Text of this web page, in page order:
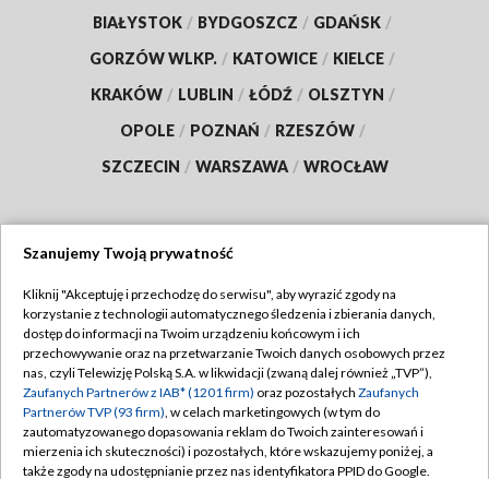
BIAŁYSTOK / BYDGOSZCZ / GDAŃSK /
GORZÓW WLKP. / KATOWICE / KIELCE /
KRAKÓW / LUBLIN / ŁÓDŹ / OLSZTYN /
OPOLE / POZNAŃ / RZESZÓW /
SZCZECIN / WARSZAWA / WROCŁAW
TVP
Abonament TVP
Emisja w TVP
Centrum informacji TVP
Naziemna Telewizja Cyfrowa
Regulamin TVP
Polityka prywatności
Moje zgody
Pomoc
Szanujemy Twoją prywatność
Kliknij "Akceptuję i przechodzę do serwisu", aby wyrazić zgody na
korzystanie z technologii automatycznego śledzenia i zbierania danych,
dostęp do informacji na Twoim urządzeniu końcowym i ich
przechowywanie oraz na przetwarzanie Twoich danych osobowych przez
nas, czyli Telewizję Polską S.A. w likwidacji (zwaną dalej również „TVP”),
Zaufanych Partnerów z IAB* (1201 firm) oraz pozostałych Zaufanych
Partnerów TVP (93 firm), w celach marketingowych (w tym do
zautomatyzowanego dopasowania reklam do Twoich zainteresowań i
mierzenia ich skuteczności) i pozostałych, które wskazujemy poniżej, a
także zgody na udostępnianie przez nas identyfikatora PPID do Google.